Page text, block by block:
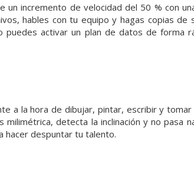
un incremento de velocidad del 50 % con
hables con tu equipo y hagas copias
puedes activar un plan de datos de forma
a la hora de dibujar, pintar, escribir y
detecta la inclinación y no pasa
hacer despuntar tu talento.